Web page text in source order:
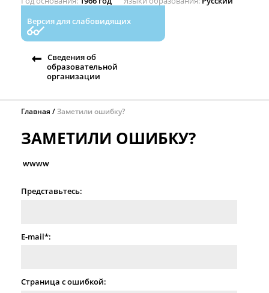
Версия для слабовидящих
Сведения об
образовательной
организации
Главная Заметили ошибку?
ЗАМЕТИЛИ ОШИБКУ?
wwww
Представьтесь:
E-mail*:
Страница с ошибкой: